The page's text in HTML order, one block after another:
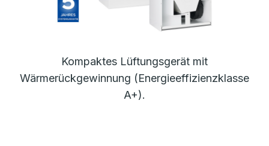
Kompaktes Lüftungsgerät mit
Wärmerückgewinnung (Energieeffizienzklasse
A+).